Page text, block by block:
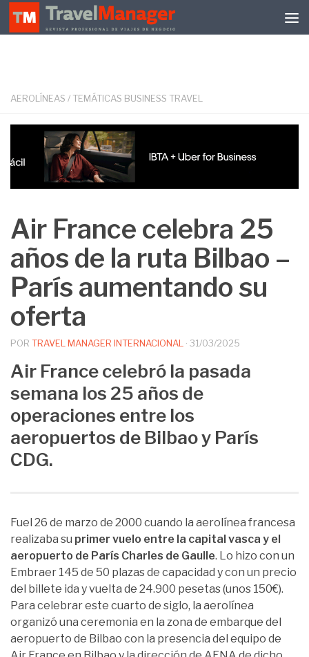
Debajo del contenido
AEROLÍNEAS / TEMÁTICAS BUSINESS TRAVEL
Air France celebra 25
años de la ruta Bilbao –
París aumentando su
oferta
POR TRAVEL MANAGER INTERNACIONAL · 31/03/2025
Air France celebró la pasada
semana los 25 años de
operaciones entre los
aeropuertos de Bilbao y París
CDG.
Fuel 26 de marzo de 2000 cuando la aerolínea francesa
realizaba su primer vuelo entre la capital vasca y el
aeropuerto de París Charles de Gaulle. Lo hizo con un
Embraer 145 de 50 plazas de capacidad y con un precio
del billete ida y vuelta de 24.900 pesetas (unos 150€).
Para celebrar este cuarto de siglo, la aerolínea
organizó una ceremonia en la zona de embarque del
aeropuerto de Bilbao con la presencia del equipo de